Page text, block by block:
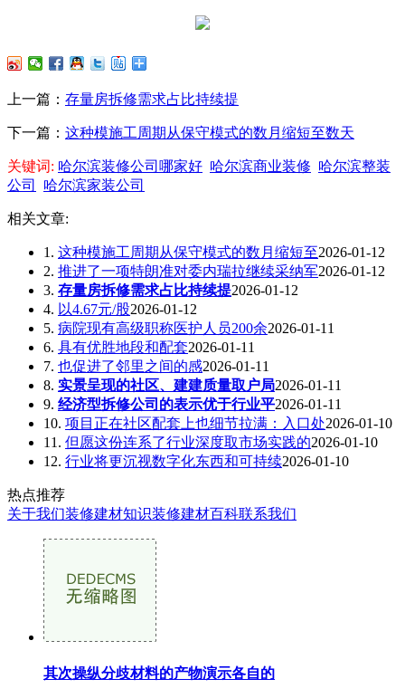
上一篇： 存量房拆修需求占比持续提
下一篇： 这种模施工周期从保守模式的数月缩短至数天
关键词: 哈尔滨装修公司哪家好 哈尔滨商业装修 哈尔滨整装
公司
哈尔滨家装公司
相关文章:
1. 这种模施工周期从保守模式的数月缩短至2026-01-12
2. 推进了一项特朗准对委内瑞拉继续采纳军2026-01-12
3. 存量房拆修需求占比持续提2026-01-12
4. 以4.67元/股2026-01-12
5. 病院现有高级职称医护人员200余2026-01-11
6. 具有优胜地段和配套2026-01-11
7. 也促进了邻里之间的感2026-01-11
8. 实景呈现的社区、建建质量取户局2026-01-11
9. 经济型拆修公司的表示优于行业平2026-01-11
10. 项目正在社区配套上也细节拉满：入口处2026-01-10
11. 但愿这份连系了行业深度取市场实践的2026-01-10
12. 行业将更沉视数字化东西和可持续2026-01-10
热点推荐
关于我们装修建材知识装修建材百科联系我们
其次操纵分歧材料的产物演示各自的